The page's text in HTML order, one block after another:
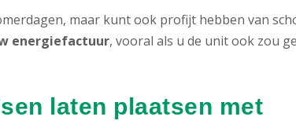
maar kunt ook profijt hebben van
energiefactuur, vooral als u de unit ook zou
laten plaatsen met